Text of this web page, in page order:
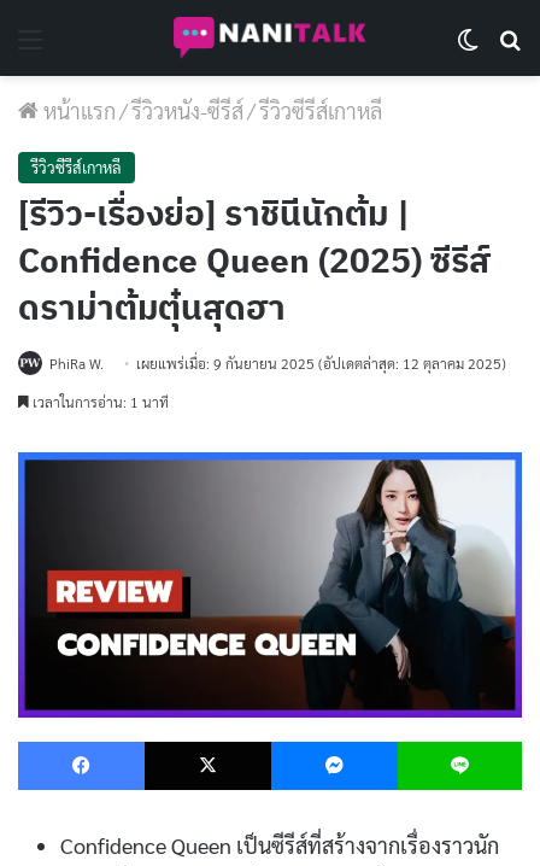
หน้าแรก/รีวิวหนัง-ซีรีส์/รีวิวซีรีส์เกาหลี
รีวิวซีรีส์เกาหลี
[รีวิว-เรื่องย่อ] ราชินีนักต้ม |
Confidence Queen (2025) ซีรีส์
ดราม่าต้มตุ๋นสุดฮา
PhiRa W. เผยแพร่เมื่อ: 9 กันยายน 2025 (อัปเดตล่าสุด: 12 ตุลาคม 2025)
เวลาในการอ่าน: 1 นาที
Facebook X Messenger
Confidence Queen เป็นซีรีส์ที่สร้างจากเรื่องราวนัก